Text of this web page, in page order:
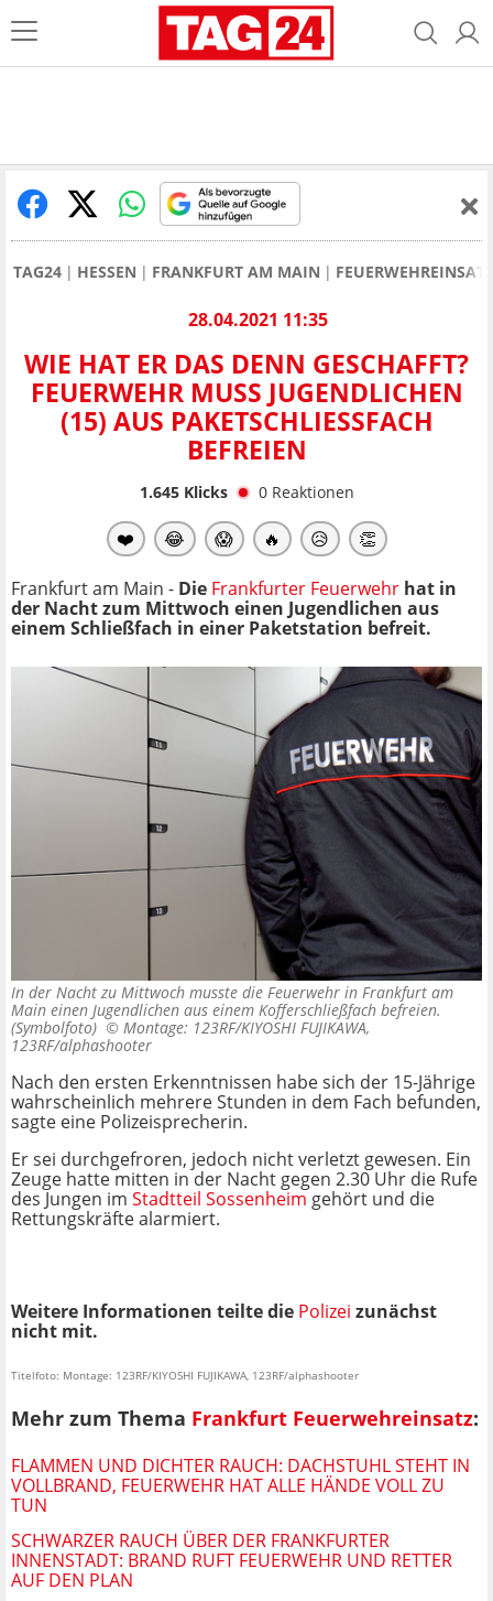
TAG24 HESSEN FRANKFURT AM MAIN
28.04.2021 11:35
WIE HAT ER DAS DENN GESCHAFFT?
FEUERWEHR MUSS JUGENDLICHEN
(15) AUS PAKETSCHLIESSFACH B
EFREIEN
1.645Klicks 0 Reaktionen
❤️ 😂 😱 🔥 😥 👏
Frankfurt am Main - Die Frankfurter Feuerwehr hat in
der Nacht zum Mittwoch einen Jugendlichen aus
einem Schließfach in einer Paketstation befreit.
In der Nacht zu Mittwoch musste die Feuerwehr in Frankfurt am
Main einen Jugendlichen aus einem Kofferschließfach befreien.
(Symbolfoto) © Montage: 123RF/KIYOSHI FUJIKAWA,
123RF/alphashooter
Nach den ersten Erkenntnissen habe sich der 15-Jährige
wahrscheinlich mehrere Stunden in dem Fach befunden,
sagte eine Polizeisprecherin.
Er sei durchgefroren, jedoch nicht verletzt gewesen. Ein
Zeuge hatte mitten in der Nacht gegen 2.30 Uhr die Rufe
des Jungen im Stadtteil Sossenheim gehört und die
Rettungskräfte alarmiert.
Weitere Informationen teilte die Polizei zunächst
nicht mit.
Titelfoto: Montage: 123RF/KIYOSHI FUJIKAWA, 123RF/alphashooter
Mehr zum Thema Frankfurt Feuerwehreinsatz:
FLAMMEN UND DICHTER RAUCH: DACHSTUHL STEHT IN
VOLLBRAND, FEUERWEHR HAT ALLE HÄNDE VOLL ZU
TUN
SCHWARZER RAUCH ÜBER DER FRANKFURTER
INNENSTADT: BRAND RUFT FEUERWEHR UND RETTER
AUF DEN PLAN